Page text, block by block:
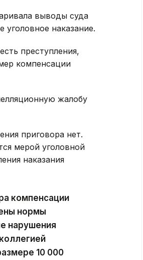
выводы суда
наказание.
преступления,
компенсации
жалобу
приговора нет.
мерой уголовной
наказания
компенсации
нормы
нарушения
10 000